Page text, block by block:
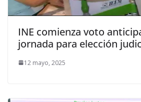
INE comienza voto
jornada para elección
12 mayo, 2025